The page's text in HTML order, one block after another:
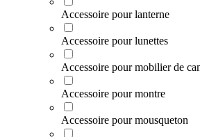
Accessoire pour lanterne
Accessoire pour lunettes
Accessoire pour mobilier de
Accessoire pour montre
Accessoire pour mousqueton